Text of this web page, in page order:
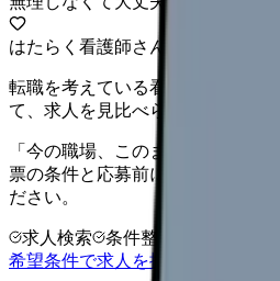
はたらく看護師さん 求人
転職を考えている看護師さんへ。
て、求人を見比べられます。
「今の職場、このままでいいの
票の条件と応募前に確認したい不
ださい。
求人検索 条件整理
希望条件で求人を探す